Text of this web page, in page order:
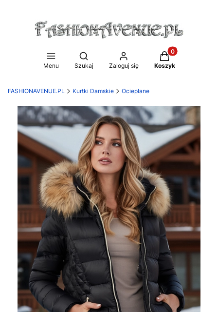
Menu
Otwórz wyszukiwarkę
Szukaj Zaloguj się
Produkty w
Koszyk
FASHIONAVENUE.PL Kurtki Damskie Ocieplane